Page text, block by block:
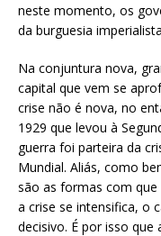
neste momento, os
da burguesia
Na conjuntura nova,
capital que vem se
crise não é nova, no
1929 que levou à
guerra foi parteira da
Mundial. Aliás, como
são as formas com que
a crise se intensifica, o
decisivo. É por isso que